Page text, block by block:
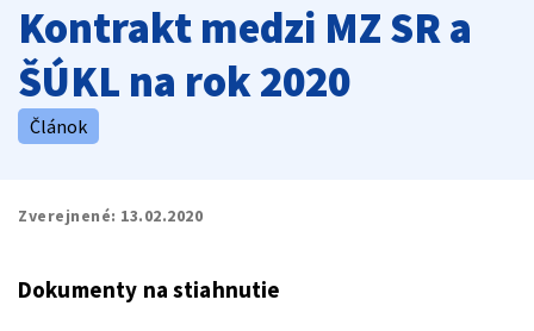
Kontrakt medzi MZ SR a
ŠÚKL na rok 2020
Článok
Zverejnené: 13.02.2020
Dokumenty na stiahnutie